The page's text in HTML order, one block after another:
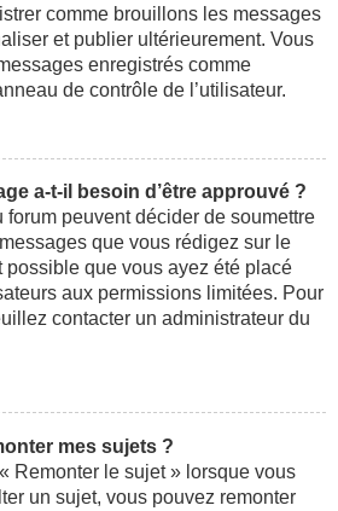
comme brouillons les messages
et publier ultérieurement. Vous
enregistrés comme
de contrôle de l’utilisateur.
a-t-il besoin d’être approuvé ?
forum peuvent décider de soumettre
que vous rédigez sur le
possible que vous ayez été placé
aux permissions limitées. Pour
contacter un administrateur du
mes sujets ?
Remonter le sujet » lorsque vous
un sujet, vous pouvez remonter